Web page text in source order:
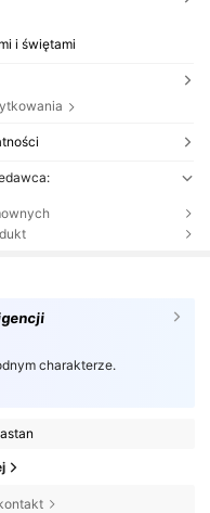
i świętami
charakterze.